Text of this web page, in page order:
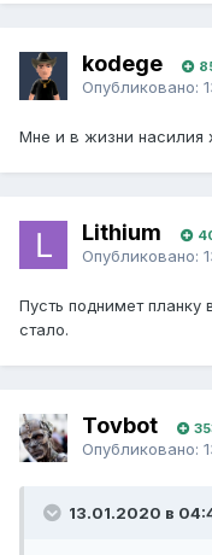
kodege
Опубликовано:
Мне и в жизни насилия
Lithium
Опубликовано:
Пусть поднимет планку
стало.
Tovbot
Опубликовано:
13.01.2020 в